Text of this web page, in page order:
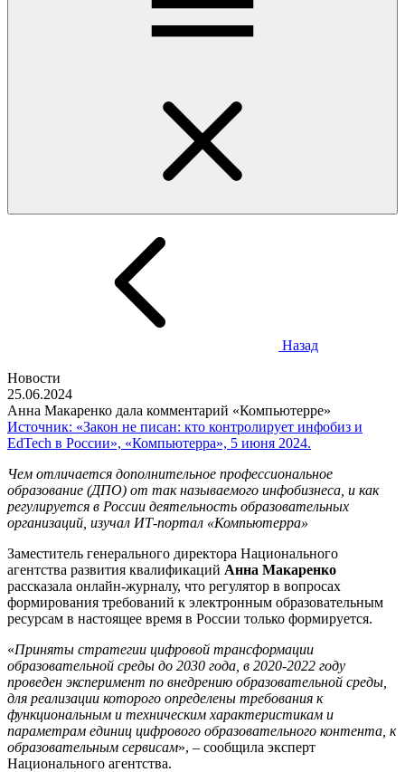
Назад
Новости
25.06.2024
Анна Макаренко дала комментарий «Компьютерре»
Источник: «Закон не писан: кто контролирует инфобиз и
EdTech в России», «Компьютерра», 5 июня 2024.
Чем отличается дополнительное профессиональное
образование (ДПО) от так называемого инфобизнеса, и как
регулируется в России деятельность образовательных
организаций, изучал ИТ-портал «Компьютерра»
Заместитель генерального директора Национального
агентства развития квалификаций Анна Макаренко
рассказала онлайн-журналу, что регулятор в вопросах
формирования требований к электронным образовательным
ресурсам в настоящее время в России только формируется.
«Приняты стратегии цифровой трансформации
образовательной среды до 2030 года, в 2020-2022 году
проведен эксперимент по внедрению образовательной среды,
для реализации которого определены требования к
функциональным и техническим характеристикам и
параметрам единиц цифрового образовательного контента, к
образовательным сервисам», – сообщила эксперт
Национального агентства.